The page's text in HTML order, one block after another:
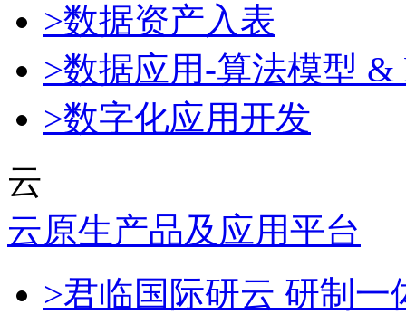
>数据资产入表
>数据应用-算法模型 &
>数字化应用开发
云
云原生产品及应用平台
>君临国际研云 研制